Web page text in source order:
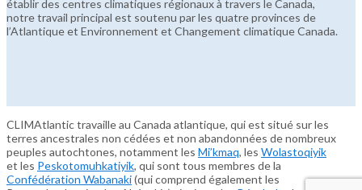
établir des centres climatiques régionaux à travers le Canada,
notre travail principal est soutenu par les quatre provinces de
l’Atlantique et Environnement et Changement climatique Canada.
CLIMAtlantic travaille au Canada atlantique, qui est situé sur les
terres ancestrales non cédées et non abandonnées de nombreux
peuples autochtones, notamment les Mi’kmaq, les Wolastoqiyik
et les Peskotomuhkatiyik, qui sont tous membres de la
Confédération Wabanaki(qui comprend également les